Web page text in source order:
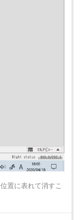
置に表れて消すこ